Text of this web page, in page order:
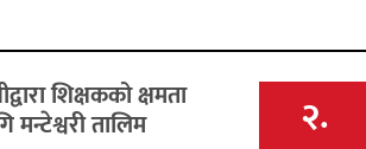
शिक्षकको क्षमता
मन्टेश्वरी तालिम २.